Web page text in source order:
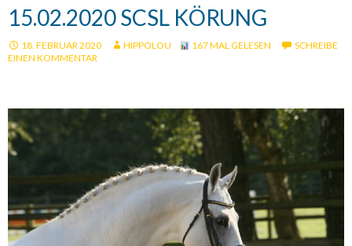
15.02.2020 SCSL KÖRUNG
18. FEBRUAR 2020 HIPPOLOU 167 MAL GELESEN
SCHREIBE
EINEN KOMMENTAR